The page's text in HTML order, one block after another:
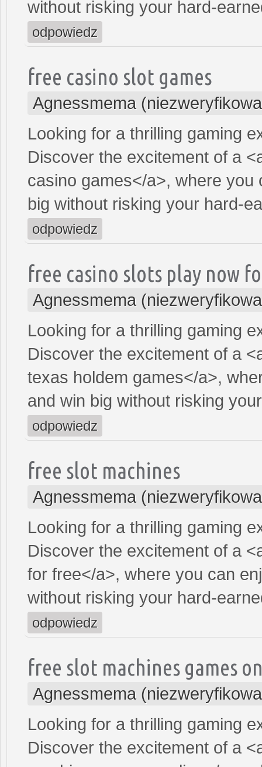
without risking your hard-
odpowiedz
free casino slot games
Agnessmema
Looking for a thrilling gaming
Discover the excitement of a
casino games</a>, where
big without risking your hard-
odpowiedz
free casino slots play now
Agnessmema
Looking for a thrilling gaming
Discover the excitement of a
texas holdem games</a>,
and win big without risking
odpowiedz
free slot machines
Agnessmema
Looking for a thrilling gaming
Discover the excitement of a
for free</a>, where you can
without risking your hard-
odpowiedz
free slot machines games
Agnessmema
Looking for a thrilling gaming
Discover the excitement of a